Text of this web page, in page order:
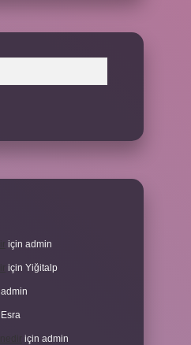
için admin
için Yiğitalp
admin
Esra
için admin